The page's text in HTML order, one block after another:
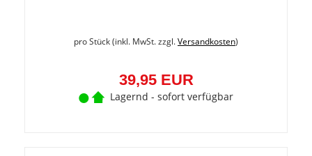
pro Stück (inkl. MwSt. zzgl.Versandkosten)
39,95 EUR
Lagernd - sofort verfügbar